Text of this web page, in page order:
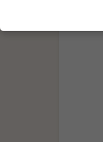
Verwendung
beachten